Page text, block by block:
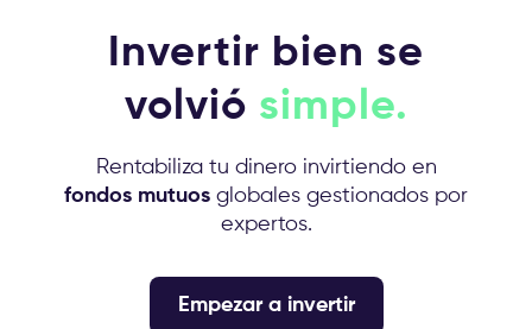
Invertir bien se
volvió simple.
Rentabiliza tu dinero invirtiendo en
fondos mutuos globales gestionados por
expertos.
Empezar a invertir